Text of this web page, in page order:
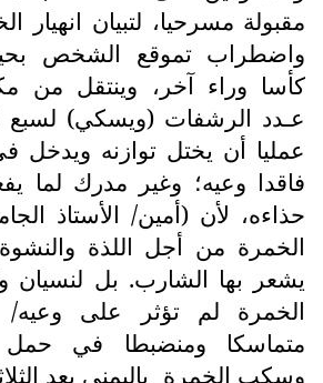
مقبولة مسرحيا، لتبيان انهيار
واضطراب تموقع الشخص
كأسا وراء آخر، وينتقل من
عمليا أن يختل توازنه ويدخل
فاقدا وعيه؛ وغير مدرك لما
حذاءه، لأن (أمين/ الأستاذ
الخمرة من أجل اللذة
يشعر بها الشارب. بل لنسيان
الخمرة لم تؤثر على
متماسكا ومنضبطا في حمل
وسكب الخمرة باليمنى بعد